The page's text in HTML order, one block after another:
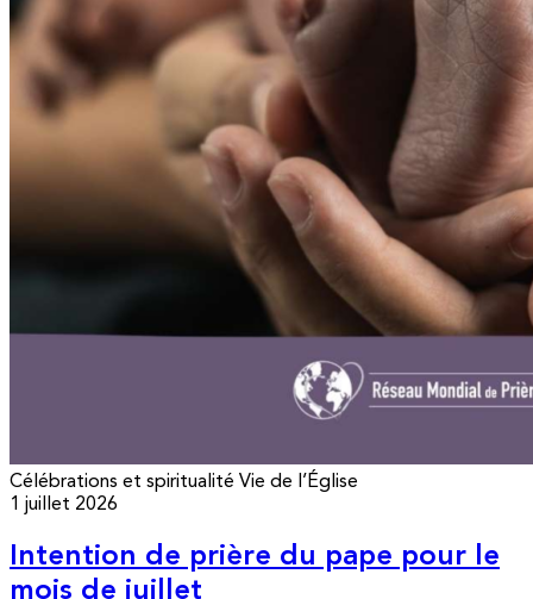
Célébrations et spiritualité Vie de l’Église
1 juillet 2026
Intention de prière du pape pour le
mois de juillet